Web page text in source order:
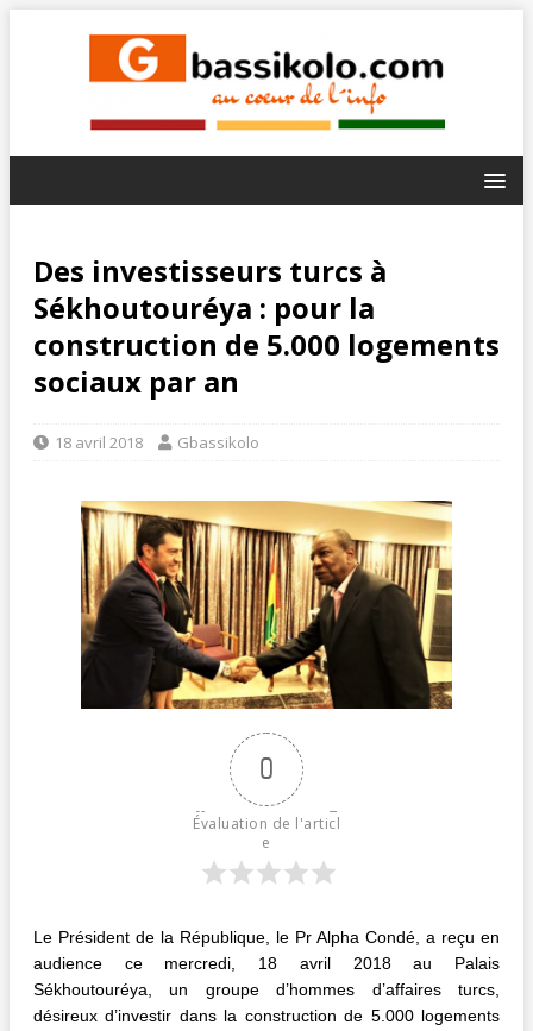
Des investisseurs turcs à
Sékhoutouréya : pour la
construction de 5.000 logements
sociaux par an
18 avril 2018 Gbassikolo
0
Évaluation de l'articl
e
Le Président de la République, le Pr Alpha Condé, a reçu en
audience ce mercredi, 18 avril 2018 au Palais
Sékhoutouréya, un groupe d’hommes d’affaires turcs,
désireux d’investir dans la construction de 5.000 logements